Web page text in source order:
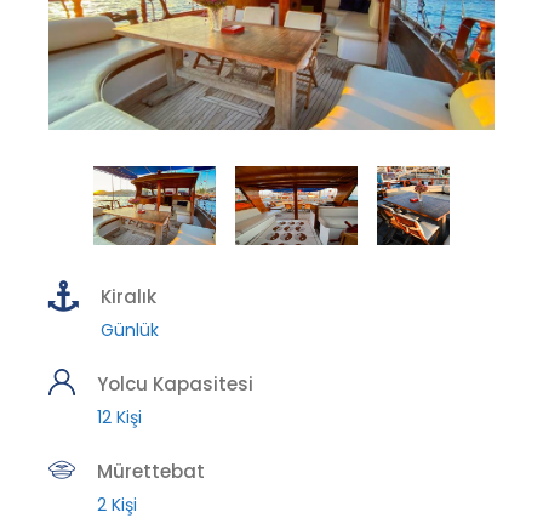
Kiralık
Günlük
Yolcu Kapasitesi
12 Kişi
Mürettebat
2 Kişi